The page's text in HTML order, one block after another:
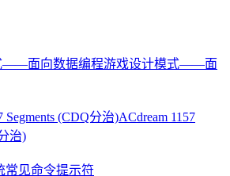
游戏设计模式——面
ACdream 1157
治)
常见命令提示符